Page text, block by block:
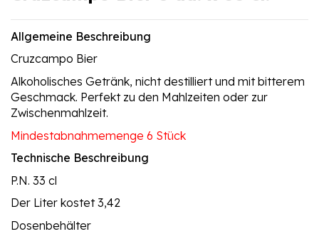
Allgemeine Beschreibung
Cruzcampo Bier
Alkoholisches Getränk, nicht destilliert und mit bitterem
Geschmack. Perfekt zu den Mahlzeiten oder zur
Zwischenmahlzeit.
Mindestabnahmemenge 6 Stück
Technische Beschreibung
P.N. 33 cl
Der Liter kostet 3,42
Dosenbehälter